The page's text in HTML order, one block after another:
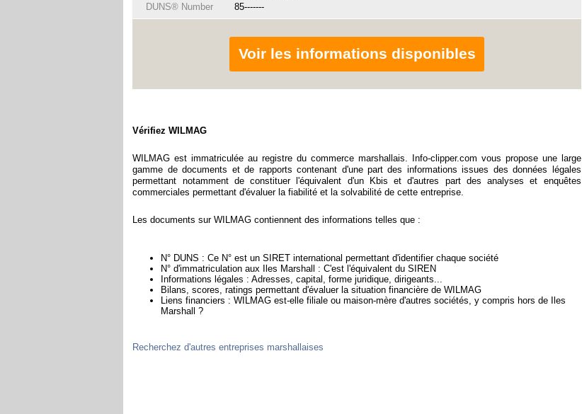
DUNS® Number
85-------
Voir les informations disponibles
Vérifiez WILMAG
WILMAG est immatriculée au registre du commerce marshallais. Info-clipper.com vous propose une large
gamme de documents et de rapports contenant d'une part des informations issues des données légales
permettant notamment de constituer l'équivalent d'un Kbis et d'autres part des analyses et enquêtes
commerciales permettant d'évaluer la fiabilité et la solvabilité de cette entreprise.
Les documents sur WILMAG contiennent des informations telles que :
N° DUNS : Ce N° est un SIRET international permettant d'identifier chaque société
N° d'immatriculation aux Iles Marshall : C'est l'équivalent du SIREN
Informations légales : Adresses, capital, forme juridique, dirigeants...
Bilans, scores, ratings permettant d'évaluer la situation financière de WILMAG
Liens financiers : WILMAG est-elle filiale ou maison-mère d'autres sociétés, y compris hors de Iles
Marshall ?
Recherchez d'autres entreprises marshallaises